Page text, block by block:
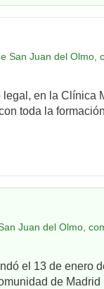
San Juan del Olmo,
en la Clínica
toda la
Juan del Olmo,
el 13 de enero
de Madrid